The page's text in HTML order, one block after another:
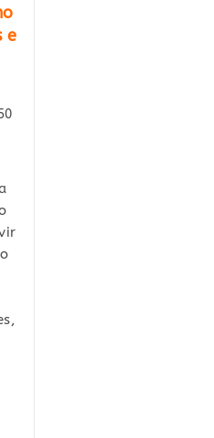
e